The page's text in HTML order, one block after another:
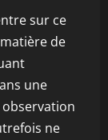
sur ce
de
une
ne